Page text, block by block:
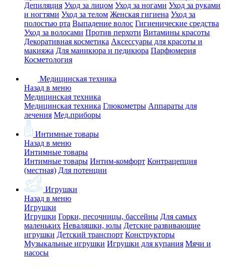
Депиляция Уход за лицом Уход за ногами Уход за руками
и ногтями Уход за телом Женская гигиена Уход за
полостью рта Выпадение волос Гигиенические средства
Уход за волосами Против перхоти Витамины красоты
Декоративная косметика Аксессуары для красоты и
макияжа Для маникюра и педикюра Парфюмерия
Косметология
Медицинская техника
Назад в меню
Медицинская техника
Медицинская техника Глюкометры Аппараты для
лечения Мед.приборы
Интимные товары
Назад в меню
Интимные товары
Интимные товары Интим-комфорт Контрацепция
(местная) Для потенции
Игрушки
Назад в меню
Игрушки
Игрушки Горки, песочницы, бассейны Для самых
маленьких Неваляшки, юлы Детские развивающие
игрушки Детский транспорт Конструкторы
Музыкальные игрушки Игрушки для купания Мячи и
насосы